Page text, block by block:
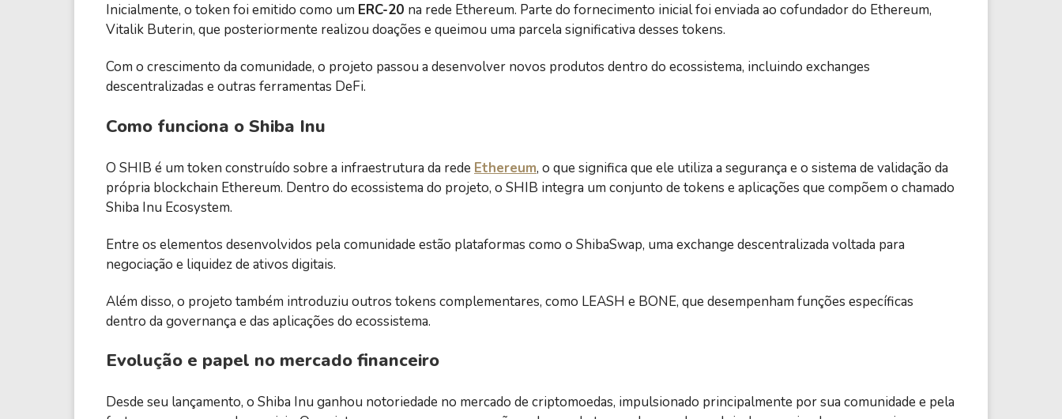
Inicialmente, o token foi emitido como um ERC-20 na rede Ethereum. Parte do fornecimento inicial foi enviada ao cofundador do Ethereum,
Vitalik Buterin, que posteriormente realizou doações e queimou uma parcela significativa desses tokens.
Com o crescimento da comunidade, o projeto passou a desenvolver novos produtos dentro do ecossistema, incluindo exchanges
descentralizadas e outras ferramentas DeFi.
Como funciona o Shiba Inu
O SHIB é um token construído sobre a infraestrutura da rede Ethereum, o que significa que ele utiliza a segurança e o sistema de validação da
própria blockchain Ethereum. Dentro do ecossistema do projeto, o SHIB integra um conjunto de tokens e aplicações que compõem o chamado
Shiba Inu Ecosystem.
Entre os elementos desenvolvidos pela comunidade estão plataformas como o ShibaSwap, uma exchange descentralizada voltada para
negociação e liquidez de ativos digitais.
Além disso, o projeto também introduziu outros tokens complementares, como LEASH e BONE, que desempenham funções específicas
dentro da governança e das aplicações do ecossistema.
Evolução e papel no mercado financeiro
Desde seu lançamento, o Shiba Inu ganhou notoriedade no mercado de criptomoedas, impulsionado principalmente por sua comunidade e pela